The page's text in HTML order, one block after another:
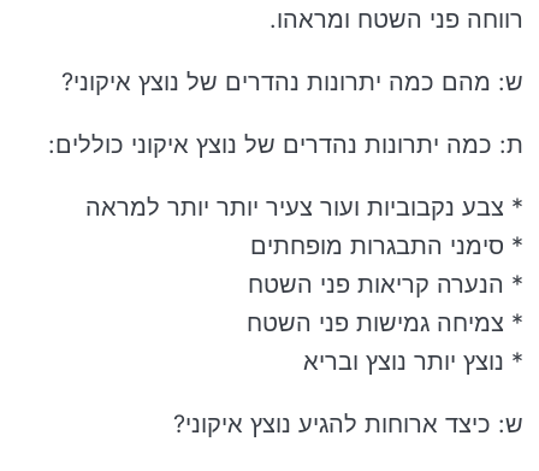
רווחה פני השטח ומראהו.
ש: מהם כמה יתרונות נהדרים של נוצץ איקוני?
ת: כמה יתרונות נהדרים של נוצץ איקוני כוללים:
* צבע נקבוביות ועור צעיר יותר יותר למראה
* סימני התבגרות מופחתים
* הנערה קריאות פני השטח
* צמיחה גמישות פני השטח
* נוצץ יותר נוצץ ובריא
ש: כיצד ארוחות להגיע נוצץ איקוני?